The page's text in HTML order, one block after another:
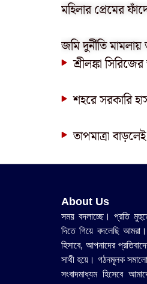
মহিলার প্রেমের
জমি দুর্নীতি
শ্রীলঙ্কা
শহরে সরকারি
তাপমাত্রা
About Us
সময় বদলাচ্ছে। প্রতি
দিতে গিয়ে বদলেছি
হিসাবে, আপনাদের
সাথী হয়ে। গঠনমূলক
সংবাদমাধ্যম হিসেবে